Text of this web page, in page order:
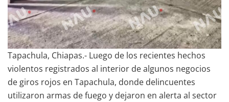
Tapachula, Chiapas.- Luego de los recientes hechos
violentos registrados al interior de algunos negocios
de giros rojos en Tapachula, donde delincuentes
utilizaron armas de fuego y dejaron en alerta al sector